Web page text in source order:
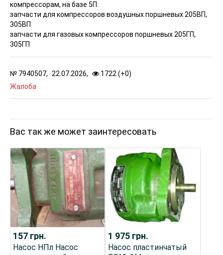
компрессорам, на базе 5П:
запчасти для компрессоров воздушных поршневых 205ВП,
305ВП
запчасти для газовых компрессоров поршневых 205ГП,
305ГП
№ 7940507, 22.07.2026, 1722 (+0)
Жалоба
Вас так же может заинтересовать
157 грн.
Насос НПл Насос
1 975 грн.
Насос пластинчатый